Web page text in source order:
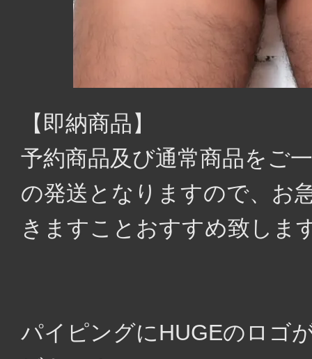
【即納商品】
予約商品及び通常商品をご
の発送となりますので、お
きますことおすすめ致しま
パイピングにHUGEのロゴ